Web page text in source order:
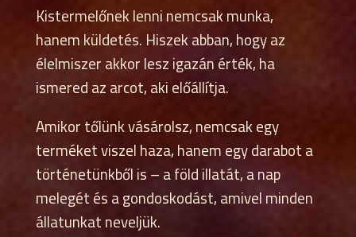
Kistermelőnek lenni nemcsak munka,
hanem küldetés. Hiszek abban, hogy az
élelmiszer akkor lesz igazán érték, ha
ismered az arcot, aki előállítja.
Amikor tőlünk vásárolsz, nemcsak egy
terméket viszel haza, hanem egy darabot a
történetünkből is – a föld illatát, a nap
melegét és a gondoskodást, amivel minden
állatunkat neveljük.